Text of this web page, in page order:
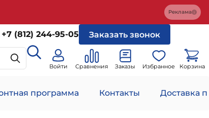
Реклама
+7 (812) 244-95-05 Заказать звонок
Войти Сравнения Заказы Избранное Корзина
программа Контакты Доставка